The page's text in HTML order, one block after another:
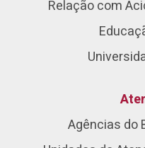
Relação com
Agências do